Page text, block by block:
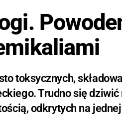
toksycznych,
Trudno się dziwić
odkrytych na